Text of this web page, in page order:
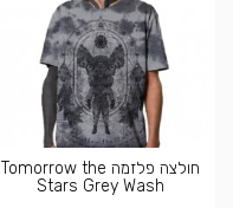
חולצה פלזמה Tomorrow the
Stars Grey Wash